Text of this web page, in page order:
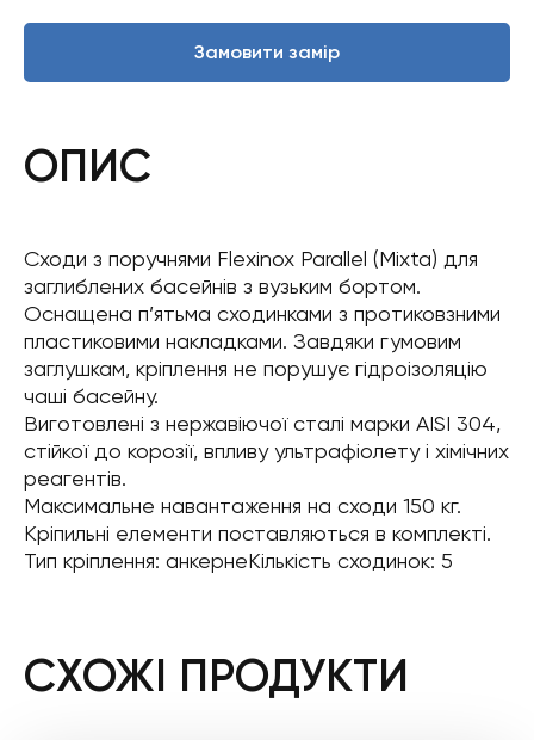
Замовити замір
ОПИС
Сходи з поручнями Flexinox Parallel (Mixta) для
заглиблених басейнів з вузьким бортом.
Оснащена п’ятьма сходинками з протиковзними
пластиковими накладками. Завдяки гумовим
заглушкам, кріплення не порушує гідроізоляцію
чаші басейну.
Виготовлені з нержавіючої сталі марки AISI 304,
стійкої до корозії, впливу ультрафіолету і хімічних
реагентів.
Максимальне навантаження на сходи 150 кг.
Кріпильні елементи поставляються в комплекті.
Тип кріплення: анкернеКількість сходинок: 5
СХОЖІ ПРОДУКТИ